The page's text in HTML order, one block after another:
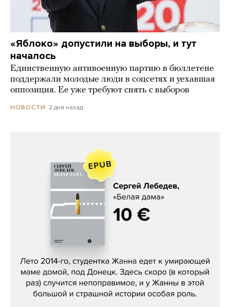
«Яблоко» допустили на выборы, и тут
началось
Единственную антивоенную партию в бюллетене
поддержали молодые люди в соцсетях и уехавшая
оппозиция. Ее уже требуют снять с выборов
НОВОСТИ 2 дня назад
Сергей Лебедев, «Белая дама»